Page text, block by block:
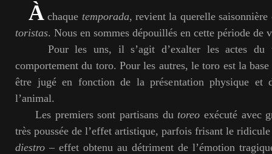
Àchaque temporada, revient la querelle
toristas. Nous en sommes dépouillés en cette période de
Pour les uns, il s’agit d’exalter les actes du
comportement du toro. Pour les autres, le toro est la
être jugé en fonction de la présentation physique et
l’animal.
Les premiers sont partisans du toreo exécuté avec
très poussée de l’effet artistique, parfois frisant le
diestro – effet obtenu au détriment de l’émotion